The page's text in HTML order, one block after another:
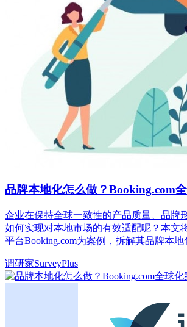
品牌本地化怎么做？Booking.com
企业在保持全球一致性的产品质量、品牌
如何实现对本地市场的有效适配呢？本文
平台Booking.com为案例，拆解其品牌本地
调研家SurveyPlus